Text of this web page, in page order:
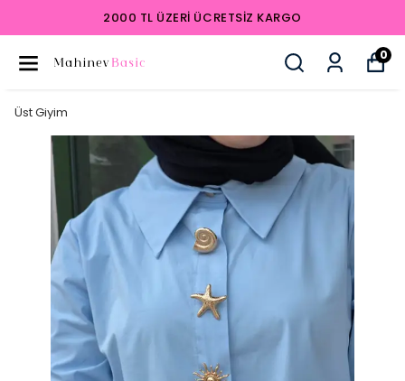
2000 TL ÜZERI ÜCRETSIZ KARGO
0
Üst Giyim